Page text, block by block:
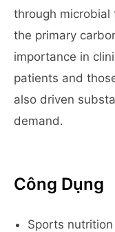
through microbial
the primary
importance in
patients and
also driven
demand.
Công Dụng
Sports